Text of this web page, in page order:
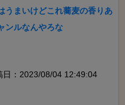
うまいけどこれ蕎麦の香りあ
ンルなんやろな
日：2023/08/04 12:49:04